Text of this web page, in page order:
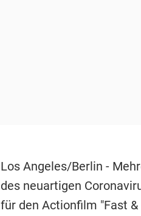
Los Angeles/Berlin -
des neuartigen
für den Actionfilm "Fast